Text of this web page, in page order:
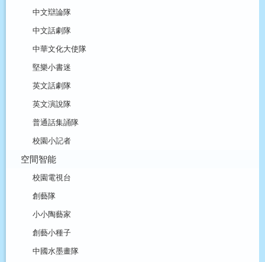
中文辯論隊
中文話劇隊
中華文化大使隊
堅樂小書迷
英文話劇隊
英文演說隊
普通話集誦隊
校園小記者
空間智能
校園電視台
創藝隊
小小陶藝家
創藝小種子
中國水墨畫隊